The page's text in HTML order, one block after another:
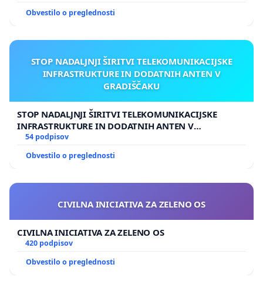
Obvestilo o preglednosti
STOP NADALJNJI ŠIRITVI TELEKOMUNIKACIJSKE
INFRASTRUKTURE IN DODATNIH ANTEN V
GRADIŠČAKU
STOP NADALJNJI ŠIRITVI TELEKOMUNIKACIJSKE
INFRASTRUKTURE IN DODATNIH ANTEN V
GRADIŠČAKU
54 podpisov
Obvestilo o preglednosti
CIVILNA INICIATIVA ZA ZELENO OS
CIVILNA INICIATIVA ZA ZELENO OS
420 podpisov
Obvestilo o preglednosti